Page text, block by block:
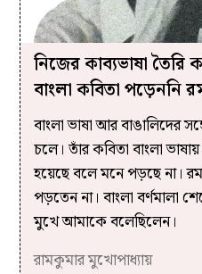
নিজের কাব্যভাষা তৈরি
বাংলা কবিতা পড়েননি
বাংলা ভাষা আর বাঙালিদের
চলে। তাঁর কবিতা বাংলা
হয়েছে বলে মনে পড়ছে না।
পড়তেন না। বাংলা বর্ণমালা
মুখে আমাকে বলেছিলেন।
রামকুমার মুখোপাধ্যায়